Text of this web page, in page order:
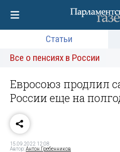
Статьи
Все о пенсиях в России
Евросоюз продлил
России еще на
15.09.2022 12:08
Автор:Антон Гребенников